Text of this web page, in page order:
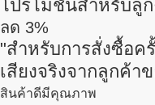
โปรโมชั่นสำหรับลู
ลด 3%
"สำหรับการสั่งซื้อค
เสียงจริงจากลูกค้าข
สินค้าดีมีคุณภาพ